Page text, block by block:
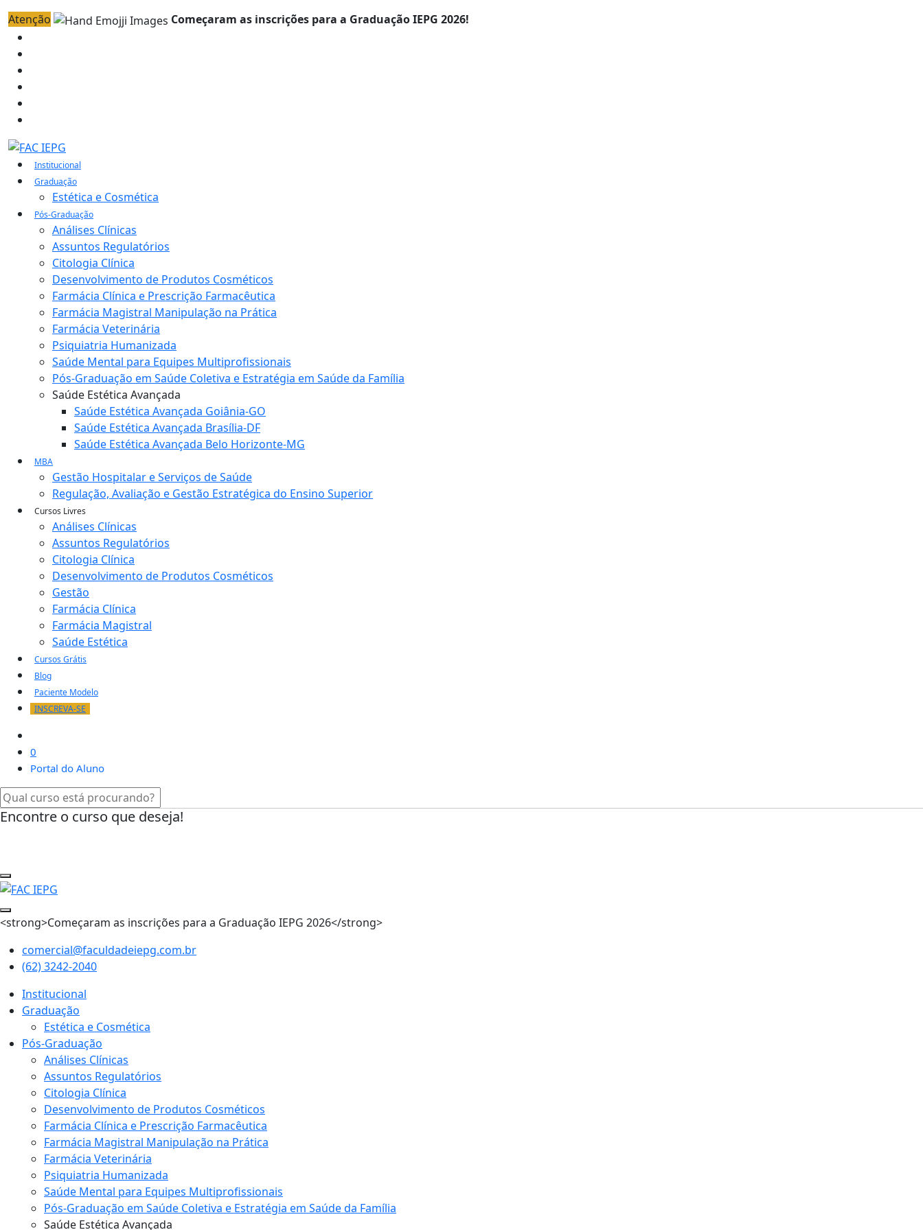
Atenção Começaram as inscrições para a Graduação IEPG 2026!
Institucional
Graduação
Estética e Cosmética
Pós-Graduação
Análises Clínicas
Assuntos Regulatórios
Citologia Clínica
Desenvolvimento de Produtos Cosméticos
Farmácia Clínica e Prescrição Farmacêutica
Farmácia Magistral Manipulação na Prática
Farmácia Veterinária
Psiquiatria Humanizada
Saúde Mental para Equipes Multiprofissionais
Pós-Graduação em Saúde Coletiva e Estratégia em Saúde da Família
Saúde Estética Avançada
Saúde Estética Avançada Goiânia-GO
Saúde Estética Avançada Brasília-DF
Saúde Estética Avançada Belo Horizonte-MG
MBA
Gestão Hospitalar e Serviços de Saúde
Regulação, Avaliação e Gestão Estratégica do Ensino Superior
Cursos Livres
Análises Clínicas
Assuntos Regulatórios
Citologia Clínica
Desenvolvimento de Produtos Cosméticos
Gestão
Farmácia Clínica
Farmácia Magistral
Saúde Estética
Cursos Grátis
Blog
Paciente Modelo
INSCREVA-SE
0
Portal do Aluno
Encontre o curso que deseja!
<strong>Começaram as inscrições para a Graduação IEPG 2026</strong>
comercial@faculdadeiepg.com.br
(62) 3242-2040
Institucional
Graduação
Estética e Cosmética
Pós-Graduação
Análises Clínicas
Assuntos Regulatórios
Citologia Clínica
Desenvolvimento de Produtos Cosméticos
Farmácia Clínica e Prescrição Farmacêutica
Farmácia Magistral Manipulação na Prática
Farmácia Veterinária
Psiquiatria Humanizada
Saúde Mental para Equipes Multiprofissionais
Pós-Graduação em Saúde Coletiva e Estratégia em Saúde da Família
Saúde Estética Avançada